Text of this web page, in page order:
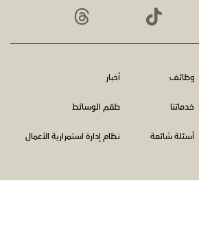
وظائف أخبار
خدماتنا طقم الوسائط
أسئلة شائعة نظام إدارة استمرارية الأعمال